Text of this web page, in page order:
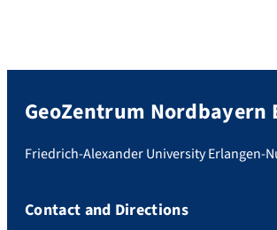
GeoZentrum Nordbayern
Friedrich-Alexander University Erlangen-
Contact and Directions